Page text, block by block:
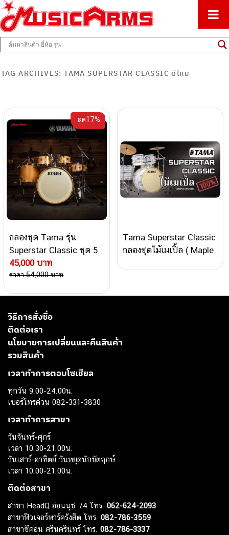
Music Arms
ศูนย์รวมครื่องดนตรีทุกชนิด ตั้งแต่เริ่มต้นถึงมืออาชีพ
TAG ARCHIVES:TAMA SUPERSTAR CLASSIC ดีไหม
กลองชุด Tama รุ่น
Superstar Classic ชุด 5
ใบ มาพร้อม ชุดHardware
45,000 บาท
ลด17%
ราคา 54,000 บาท
Tama Superstar Classic
กลองชุดไม้เมเปิ้ล ( Maple
วิธีการสั่งซื้อ
ติดต่อเรา
นโยบายการเปลี่ยนและคืนสินค้า
รวมสินค้า
เวลาทำการตอบโซเชียล
ทุกวัน 9.00-24.00น.
เบอร์โทรด่วน 082-331-3830
เวลาทำการสาขา
วันจันทร์-ศุกร์
เวลา 10.30-21.00น.
วันเสาร์-อาทิตย์ วันหยุดนักขัตฤกษ์
เวลา 10.00-21.00น.
ติดต่อสาขา
สาขา HeadQ อ่อนนุช 74 โทร. 062-624-2093
สาขาฟิวเจอร์พาร์ครังสิต โทร. 082-786-3559
สาขาซีคอน ศรีนครินทร์ โทร. 082-786-3337